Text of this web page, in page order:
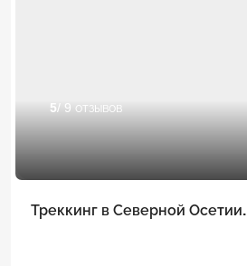
5/ 9 отзывов
Треккинг в Северной